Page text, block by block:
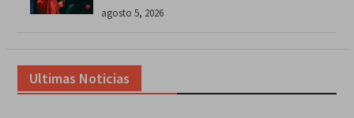
agosto 5, 2026
Ultimas Noticias